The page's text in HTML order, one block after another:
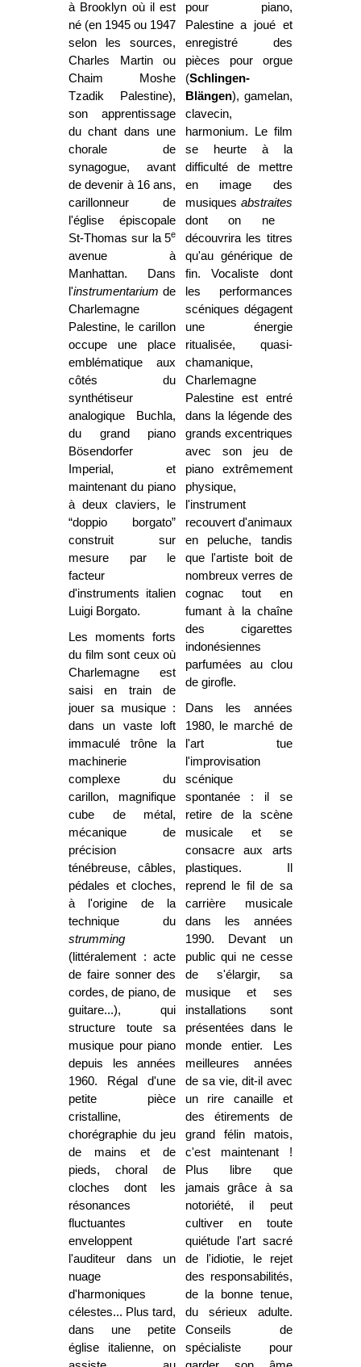
à Brooklyn où il est
né (en 1945 ou 1947
selon les sources,
Charles Martin ou
Chaim Moshe
Tzadik Palestine),
son apprentissage
du chant dans une
chorale de
synagogue, avant
de devenir à 16 ans,
carillonneur de
l'église épiscopale
St-Thomas sur la 5e
avenue à
Manhattan. Dans
l'instrumentarium de
Charlemagne
Palestine, le carillon
occupe une place
emblématique aux
côtés du
synthétiseur
analogique Buchla,
du grand piano
Bösendorfer
Imperial, et
maintenant du piano
à deux claviers, le
“doppio borgato”
construit sur
mesure par le
facteur
d'instruments italien
Luigi Borgato.
Les moments forts
du film sont ceux où
Charlemagne est
saisi en train de
jouer sa musique :
dans un vaste loft
immaculé trône la
machinerie
complexe du
carillon, magnifique
cube de métal,
mécanique de
précision
ténébreuse, câbles,
pédales et cloches,
à l'origine de la
technique du
strumming
(littéralement : acte
de faire sonner des
cordes, de piano, de
guitare...), qui
structure toute sa
musique pour piano
depuis les années
1960. Régal d'une
petite pièce
cristalline,
chorégraphie du jeu
de mains et de
pieds, choral de
cloches dont les
résonances
fluctuantes
enveloppent
l'auditeur dans un
nuage
d'harmoniques
célestes... Plus tard,
dans une petite
église italienne, on
pour piano,
Palestine a joué et
enregistré des
pièces pour orgue
(Schlingen-
Blängen), gamelan,
clavecin,
harmonium. Le film
se heurte à la
difficulté de mettre
en image des
musiques abstraites
dont on ne
découvrira les titres
qu'au générique de
fin. Vocaliste dont
les performances
scéniques dégagent
une énergie
ritualisée, quasi-
chamanique,
Charlemagne
Palestine est entré
dans la légende des
grands excentriques
avec son jeu de
piano extrêmement
physique,
l'instrument
recouvert d'animaux
en peluche, tandis
que l'artiste boit de
nombreux verres de
cognac tout en
fumant à la chaîne
des cigarettes
indonésiennes
parfumées au clou
de girofle.
Dans les années
1980, le marché de
l'art tue
l'improvisation
scénique
spontanée : il se
retire de la scène
musicale et se
consacre aux arts
plastiques. Il
reprend le fil de sa
carrière musicale
dans les années
1990. Devant un
public qui ne cesse
de s'élargir, sa
musique et ses
installations sont
présentées dans le
monde entier. Les
meilleures années
de sa vie, dit-il avec
un rire canaille et
des étirements de
grand félin matois,
c'est maintenant !
Plus libre que
jamais grâce à sa
notoriété, il peut
cultiver en toute
quiétude l'art sacré
de l'idiotie, le rejet
des responsabilités,
de la bonne tenue,
du sérieux adulte.
Conseils de
spécialiste pour